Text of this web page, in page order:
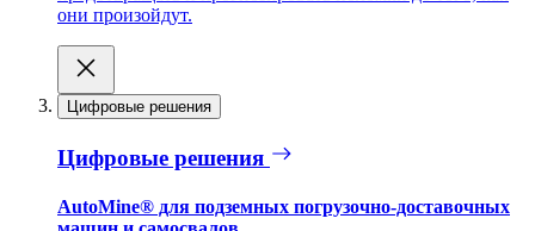
они произойдут.
Цифровые решения
Цифровые решения
AutoMine® для подземных погрузочно-доставочных